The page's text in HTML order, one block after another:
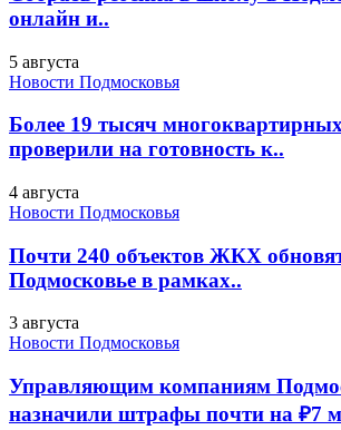
онлайн и..
5 августа
Новости Подмосковья
Более 19 тысяч
проверили на готовность к..
4 августа
Новости Подмосковья
Почти 240 объектов ЖКХ
Подмосковье в рамках..
3 августа
Новости Подмосковья
Управляющим компаниям
назначили штрафы почти на ₽7